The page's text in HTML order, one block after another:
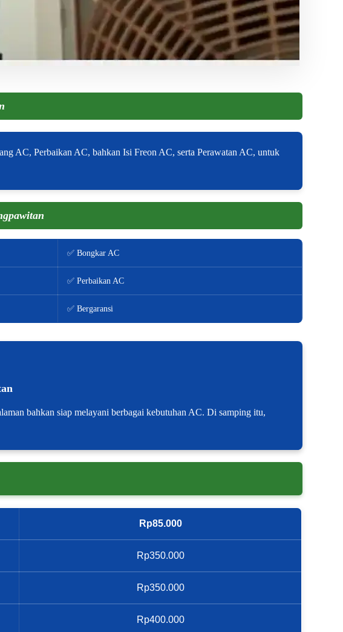
AC, Perbaikan AC, bahkan Isi Freon AC, serta Perawatan AC, untuk
✅ Bongkar AC
✅ Perbaikan AC
✅ Bergaransi
bahkan siap melayani berbagai kebutuhan AC. Di samping itu,
Rp85.000
Rp350.000
Rp350.000
Rp400.000